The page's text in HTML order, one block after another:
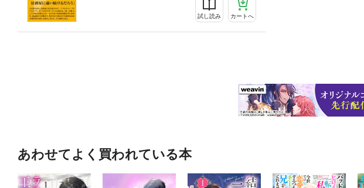
試し読み カートへ
あわせてよく買われている本